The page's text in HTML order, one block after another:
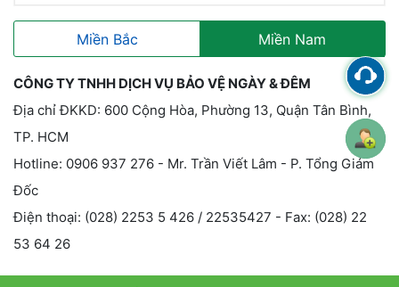
Miền Bắc Miền Nam
CÔNG TY TNHH DỊCH VỤ BẢO VỆ NGÀY & ĐÊM
Địa chỉ ĐKKD: 600 Cộng Hòa, Phường 13, Quận Tân Bình,
TP. HCM
Hotline: 0906 937 276 - Mr. Trần Viết Lâm - P. Tổng Giám
Đốc
Điện thoại: (028) 2253 5 426 / 22535427 - Fax: (028) 22
53 64 26